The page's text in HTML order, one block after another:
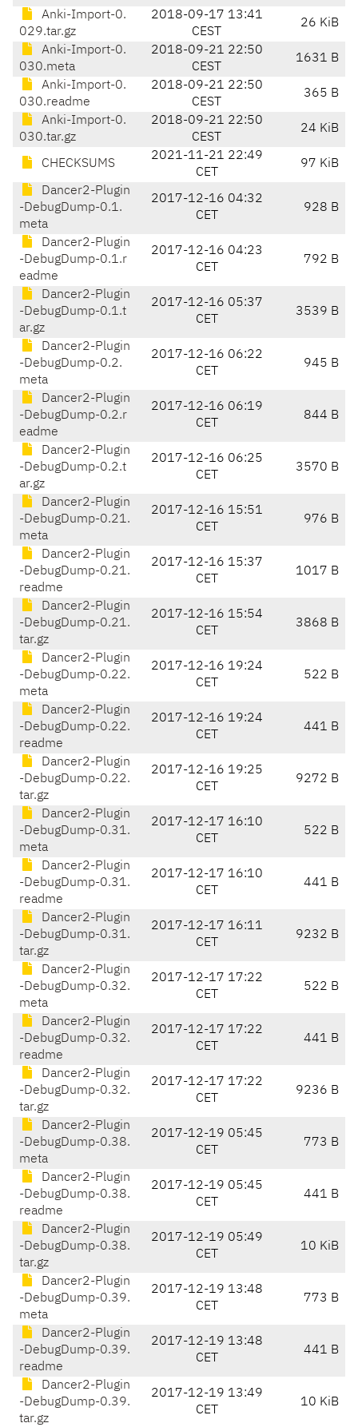
Anki-Import-0.
029.tar.gz
2018-09-17 13:41
CEST
26 KiB
Anki-Import-0.
030.meta
2018-09-21 22:50
CEST
1631 B
Anki-Import-0.
030.readme
2018-09-21 22:50
CEST
365 B
Anki-Import-0.
030.tar.gz
2018-09-21 22:50
CEST
24 KiB
CHECKSUMS
2021-11-21 22:49
CET
97 KiB
Dancer2-Plugin
-DebugDump-0.1.
meta
2017-12-16 04:32
CET
928 B
Dancer2-Plugin
-DebugDump-0.1.r
eadme
2017-12-16 04:23
CET
792 B
Dancer2-Plugin
-DebugDump-0.1.t
ar.gz
2017-12-16 05:37
CET
3539 B
Dancer2-Plugin
-DebugDump-0.2.
meta
2017-12-16 06:22
CET
945 B
Dancer2-Plugin
-DebugDump-0.2.r
eadme
2017-12-16 06:19
CET
844 B
Dancer2-Plugin
-DebugDump-0.2.t
ar.gz
2017-12-16 06:25
CET
3570 B
Dancer2-Plugin
-DebugDump-0.21.
meta
2017-12-16 15:51
CET
976 B
Dancer2-Plugin
-DebugDump-0.21.
readme
2017-12-16 15:37
CET
1017 B
Dancer2-Plugin
-DebugDump-0.21.
tar.gz
2017-12-16 15:54
CET
3868 B
Dancer2-Plugin
-DebugDump-0.22.
meta
2017-12-16 19:24
CET
522 B
Dancer2-Plugin
-DebugDump-0.22.
readme
2017-12-16 19:24
CET
441 B
Dancer2-Plugin
-DebugDump-0.22.
tar.gz
2017-12-16 19:25
CET
9272 B
Dancer2-Plugin
-DebugDump-0.31.
meta
2017-12-17 16:10
CET
522 B
Dancer2-Plugin
-DebugDump-0.31.
readme
2017-12-17 16:10
CET
441 B
Dancer2-Plugin
-DebugDump-0.31.
tar.gz
2017-12-17 16:11
CET
9232 B
Dancer2-Plugin
-DebugDump-0.32.
meta
2017-12-17 17:22
CET
522 B
Dancer2-Plugin
-DebugDump-0.32.
readme
2017-12-17 17:22
CET
441 B
Dancer2-Plugin
-DebugDump-0.32.
tar.gz
2017-12-17 17:22
CET
9236 B
Dancer2-Plugin
-DebugDump-0.38.
meta
2017-12-19 05:45
CET
773 B
Dancer2-Plugin
-DebugDump-0.38.
readme
2017-12-19 05:45
CET
441 B
Dancer2-Plugin
-DebugDump-0.38.
tar.gz
2017-12-19 05:49
CET
10 KiB
Dancer2-Plugin
-DebugDump-0.39.
meta
2017-12-19 13:48
CET
773 B
Dancer2-Plugin
-DebugDump-0.39.
readme
2017-12-19 13:48
CET
441 B
Dancer2-Plugin
-DebugDump-0.39.
tar.gz
2017-12-19 13:49
CET
10 KiB